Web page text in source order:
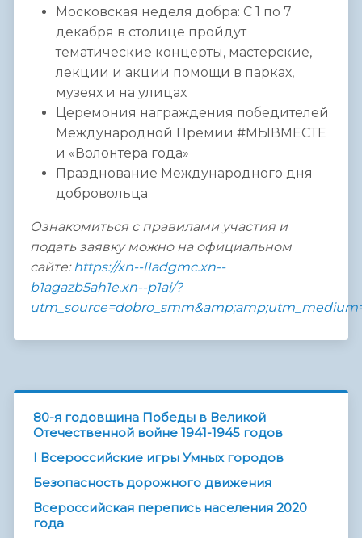
Московская неделя добра: С 1 по 7
декабря в столице пройдут
тематические концерты, мастерские,
лекции и акции помощи в парках,
музеях и на улицах
Церемония награждения победителей
Международной Премии #МЫВМЕСТЕ
и «Волонтера года»
Празднование Международного дня
добровольца
Ознакомиться с правилами участия и
подать заявку можно на официальном
сайте: https://xn--l1adgmc.xn--
b1agazb5ah1e.xn--p1ai/?
80-я годовщина Победы в Великой
Отечественной войне 1941-1945 годов
I Всероссийские игры Умных городов
Безопасность дорожного движения
Всероссийская перепись населения 2020
года